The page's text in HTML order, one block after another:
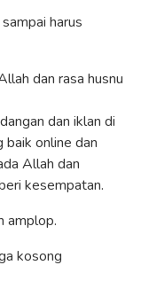
harus
dan rasa husnu
dan iklan di
baik online dan
Allah dan
kesempatan.
amplop.
kosong